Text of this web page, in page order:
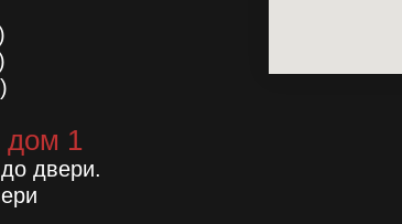
дом 1
двери.